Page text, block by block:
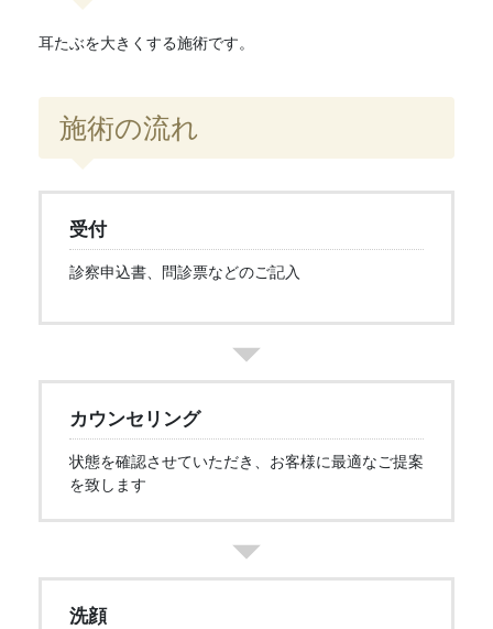
耳たぶを大きくする施術です。
施術の流れ
受付
診察申込書、問診票などのご記入
カウンセリング
状態を確認させていただき、お客様に最適なご提案
を致します
洗顔